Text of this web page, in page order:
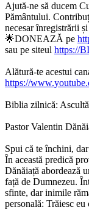
Ajută-ne să ducem
Pământului.
necesar înregistrării
🌟DONEAZĂ pe
sau pe siteul https://
Alătură-te acestui
https://
Biblia zilnică:
Pastor Valentin
Spui că te închini,
În această predică
Dănăiață abordează
față de Dumnezeu.
sfinte, dar inimile
personală: Trăiesc eu